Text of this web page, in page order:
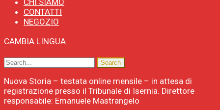
CONTATTI
NEGOZIO
CAMBIA LINGUA
Nuova Storia – testata online mensile – in attesa di
registrazione presso il Tribunale di Isernia. Direttore
responsabile: Emanuele Mastrangelo